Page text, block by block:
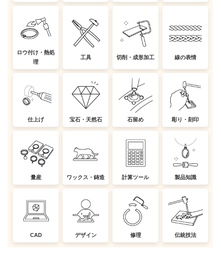
ロウ付け・熱処
理
工具 切削・成形加工 線の表情
仕上げ 宝石・天然石 石留め 彫り・刻印
量産 ワックス・鋳造 計算ツール 製品知識
CAD デザイン 修理 伝統技法